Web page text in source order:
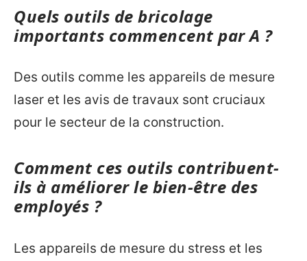
Quels outils de bricolage
importants commencent par A ?
Des outils comme les appareils de mesure
laser et les avis de travaux sont cruciaux
pour le secteur de la construction.
Comment ces outils contribuent-
ils à améliorer le bien-être des
employés ?
Les appareils de mesure du stress et les